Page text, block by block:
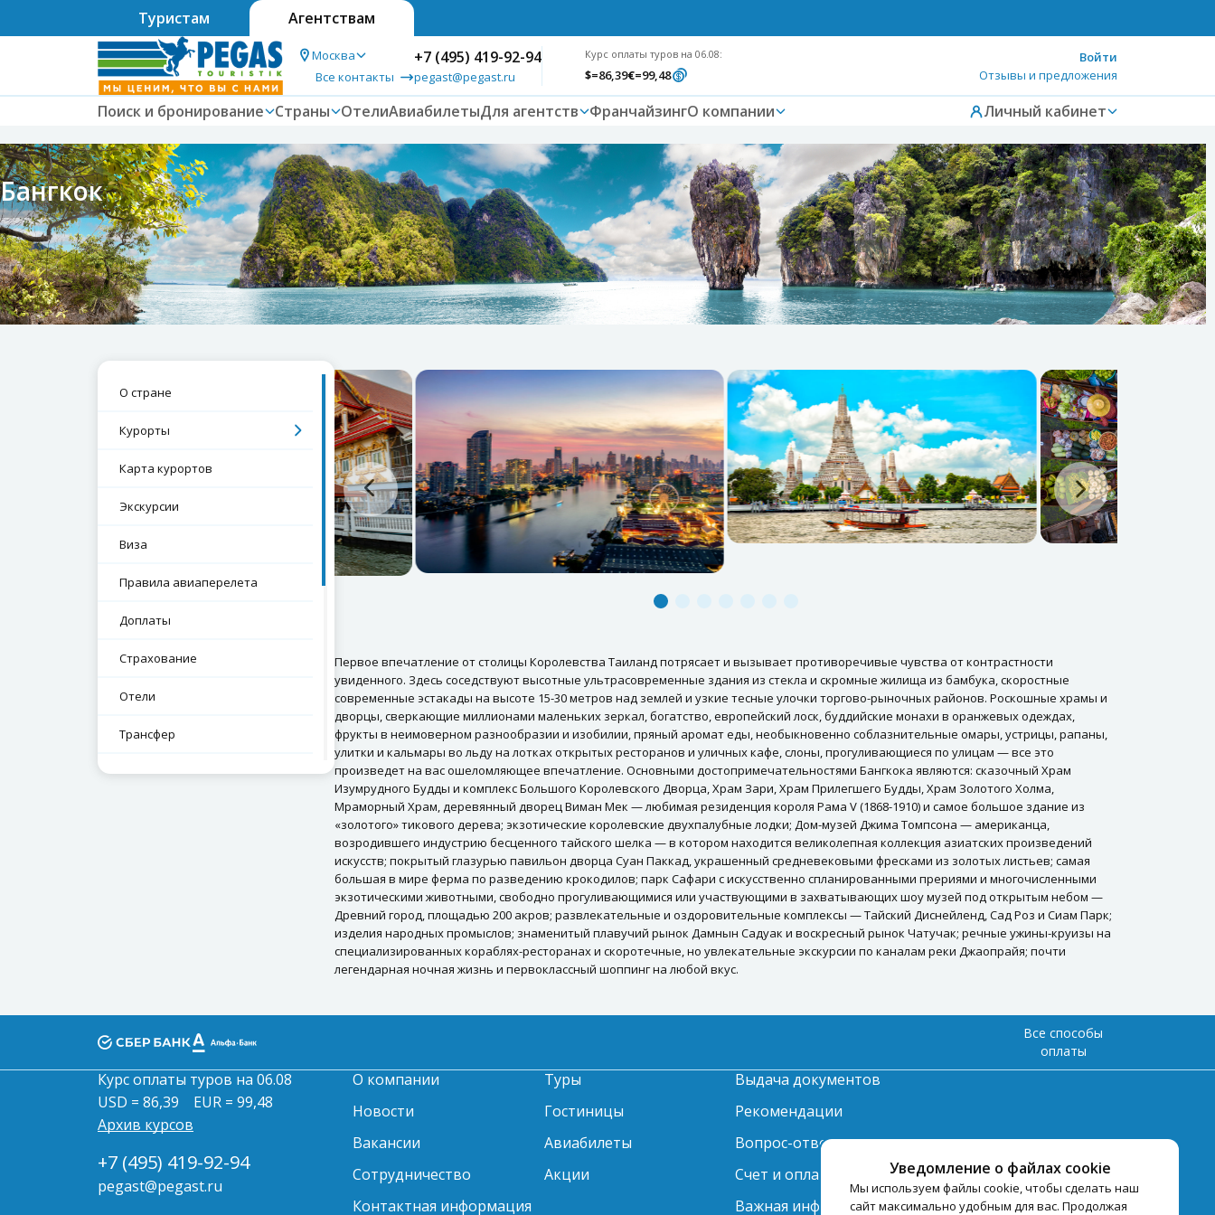
Туристам Агентствам
Москва
Все контакты
+7 (495) 419-92-94
pegast@pegast.ru
Курс оплаты туров на 06.08:
$=86,39€=99,48
Войти
Отзывы и предложения
Поиск и бронирование Страны ОтелиАвиабилетыДля агентств ФранчайзингО компании Личный кабинет
Бангкок
О стране
Курорты
Карта курортов
Экскурсии
Виза
Правила авиаперелета
Доплаты
Страхование
Отели
Трансфер
Проверка срока паспорта
обслуживание
Первое впечатление от столицы Королевства Таиланд потрясает и вызывает противоречивые чувства от контрастности
увиденного. Здесь соседствуют высотные ультрасовременные здания из стекла и скромные жилища из бамбука, скоростные
современные эстакады на высоте 15-30 метров над землей и узкие тесные улочки торгово-рыночных районов. Роскошные храмы и
дворцы, сверкающие миллионами маленьких зеркал, богатство, европейский лоск, буддийские монахи в оранжевых одеждах,
фрукты в неимоверном разнообразии и изобилии, пряный аромат еды, необыкновенно соблазнительные омары, устрицы, рапаны,
улитки и кальмары во льду на лотках открытых ресторанов и уличных кафе, слоны, прогуливающиеся по улицам — все это
произведет на вас ошеломляющее впечатление. Основными достопримечательностями Бангкока являются: сказочный Храм
Изумрудного Будды и комплекс Большого Королевского Дворца, Храм Зари, Храм Прилегшего Будды, Храм Золотого Холма,
Мраморный Храм, деревянный дворец Виман Мек — любимая резиденция короля Рама V (1868-1910) и самое большое здание из
«золотого» тикового дерева; экзотические королевские двухпалубные лодки; Дом-музей Джима Томпсона — американца,
возродившего индустрию бесценного тайского шелка — в котором находится великолепная коллекция азиатских произведений
искусств; покрытый глазурью павильон дворца Суан Паккад, украшенный средневековыми фресками из золотых листьев; самая
большая в мире ферма по разведению крокодилов; парк Сафари с искусственно спланированными прериями и многочисленными
экзотическими животными, свободно прогуливающимися или участвующими в захватывающих шоу музей под открытым небом —
Древний город, площадью 200 акров; развлекательные и оздоровительные комплексы — Тайский Диснейленд, Сад Роз и Сиам Парк;
изделия народных промыслов; знаменитый плавучий рынок Дамнын Садуак и воскресный рынок Чатучак; речные ужины-круизы на
специализированных кораблях-ресторанах и скоротечные, но увлекательные экскурсии по каналам реки Джаопрайя; почти
легендарная ночная жизнь и первоклассный шоппинг на любой вкус.
Уведомление о файлах cookie
Мы используем файлы cookie, чтобы сделать наш
сайт максимально удобным для вас. Продолжая
Все способы
оплаты
Курс оплаты туров на 06.08
USD = 86,39
EUR = 99,48
Архив курсов
+7 (495) 419-92-94
pegast@pegast.ru
О компании
Новости
Вакансии
Сотрудничество
Контактная информация
Туры
Гостиницы
Авиабилеты
Акции
Выдача документов
Рекомендации
Вопрос-ответ
Счет и оплата
Важная информация по